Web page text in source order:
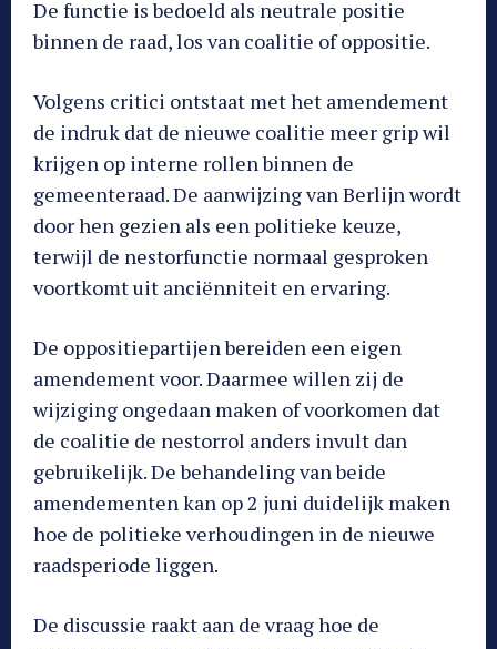
De functie is bedoeld als neutrale positie
binnen de raad, los van coalitie of oppositie.
Volgens critici ontstaat met het amendement
de indruk dat de nieuwe coalitie meer grip wil
krijgen op interne rollen binnen de
gemeenteraad. De aanwijzing van Berlijn wordt
door hen gezien als een politieke keuze,
terwijl de nestorfunctie normaal gesproken
voortkomt uit anciënniteit en ervaring.
De oppositiepartijen bereiden een eigen
amendement voor. Daarmee willen zij de
wijziging ongedaan maken of voorkomen dat
de coalitie de nestorrol anders invult dan
gebruikelijk. De behandeling van beide
amendementen kan op 2 juni duidelijk maken
hoe de politieke verhoudingen in de nieuwe
raadsperiode liggen.
De discussie raakt aan de vraag hoe de